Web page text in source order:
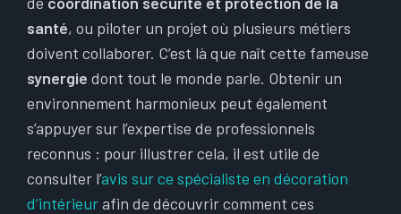
santé, ou piloter un projet où plusieurs métiers
doivent collaborer. C’est là que naît cette fameuse
synergie dont tout le monde parle. Obtenir un
environnement harmonieux peut également
s’appuyer sur l’expertise de professionnels
reconnus : pour illustrer cela, il est utile de
consulter l’avis sur ce spécialiste en décoration
d’intérieurafin de découvrir comment ces